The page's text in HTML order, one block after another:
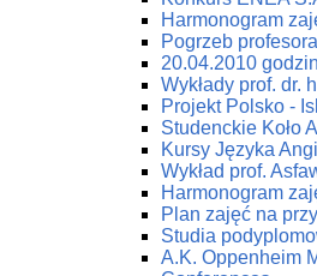
Harmonogram
Pogrzeb
20.04.2010
Wykłady prof. dr.
Projekt Polsko -
Studenckie Koło
Kursy Języka
Wykład prof.
Harmonogram
Plan zajęć na
Studia
A.K. Oppenheim